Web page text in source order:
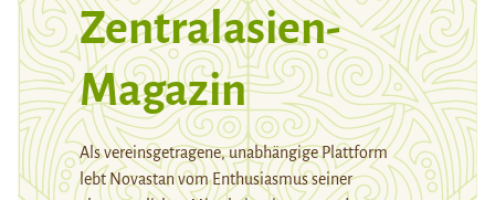
Zentralasien-
Magazin
Als vereinsgetragene, unabhängige Plattform
lebt Novastan vom Enthusiasmus seiner